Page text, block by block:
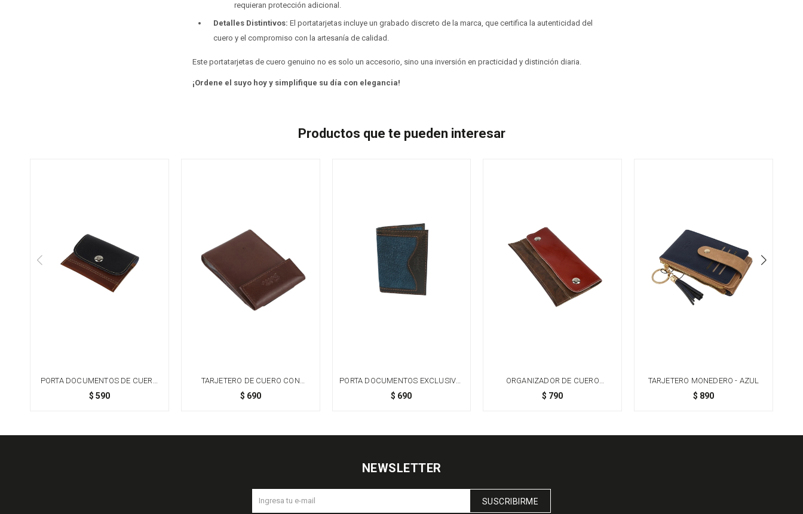
requieran protección adicional.
Detalles Distintivos: El portatarjetas incluye un grabado discreto de la marca, que certifica la autenticidad del
cuero y el compromiso con la artesanía de calidad.
Este portatarjetas de cuero genuino no es solo un accesorio, sino una inversión en practicidad y distinción diaria.
¡Ordene el suyo hoy y simplifique su día con elegancia!
Productos que te pueden interesar
PORTA DOCUMENTOS DE CUERO
GENUINO PARA DAMA CON
$ 590
TARJETERO DE CUERO CON
SEPARADORES TRANSPARENTES -
$ 690
PORTA DOCUMENTOS EXCLUSIVO:
CUERO GENUINO Y PIEL DE PECARÍ
$ 690
ORGANIZADOR DE CUERO
PREMIUM CON CIERRE
$ 790
TARJETERO MONEDERO - AZUL
$ 890
NEWSLETTER
SUSCRIBIRME